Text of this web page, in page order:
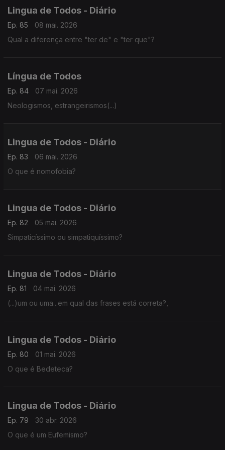
Lingua de Todos - Diário
Ep. 85
08 mai. 2026
Qual a diferença entre "ter de" e "ter que"?
Língua de Todos
Ep. 84
07 mai. 2026
Neologismos, estrangeirismos(...)
Lingua de Todos - Diário
Ep. 83
06 mai. 2026
O que é nomofobia?
Lingua de Todos - Diário
Ep. 82
05 mai. 2026
Simpaticíssimo ou simpatiquíssimo?
Lingua de Todos - Diário
Ep. 81
04 mai. 2026
(...)um ou uma...em qual das frases está correta?,
Lingua de Todos - Diário
Ep. 80
01 mai. 2026
O que é Bedeteca?
Lingua de Todos - Diário
Ep. 79
30 abr. 2026
O que é um Eufemismo?